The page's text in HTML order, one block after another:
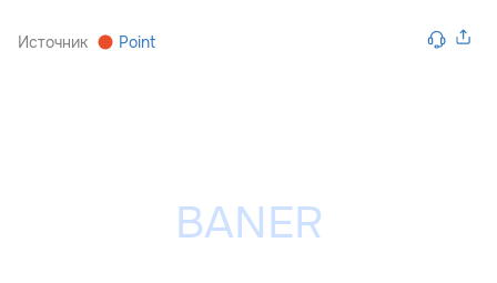
Источник Point